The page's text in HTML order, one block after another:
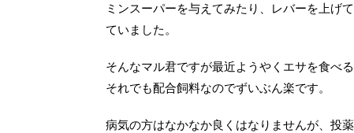
ミンスーパーを与えてみたり、レバーを上げ
ていました。
そんなマル君ですが最近ようやくエサを食べ
それでも配合飼料なのでずいぶん楽です。
病気の方はなかなか良くはなりませんが、投